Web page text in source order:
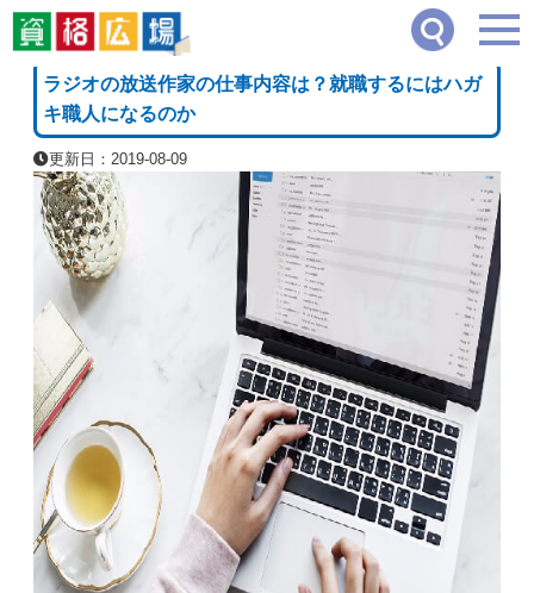
資格広場≫ その他の資格一覧・職業一覧 ラジオの放送作家の仕事内容は？就職す
[PR]
ラジオの放送作家の仕事内容は？就職するにはハガ
キ職人になるのか
更新日：2019-08-09